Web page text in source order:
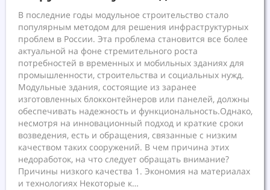
В последние годы модульное строительство стало
популярным методом для решения инфраструктурных
проблем в России. Эта проблема становится все более
актуальной на фоне стремительного роста
потребностей в временных и мобильных зданиях для
промышленности, строительства и социальных нужд.
Модульные здания, состоящие из заранее
изготовленных блокконтейнеров или панелей, должны
обеспечивать надежность и функциональность.Однако,
несмотря на инновационный подход и краткие сроки
возведения, есть и обращения, связанные с низким
качеством таких сооружений. В чем причина этих
недоработок, на что следует обращать внимание?
Причины низкого качества 1. Экономия на материалах
и технологиях Некоторые к…